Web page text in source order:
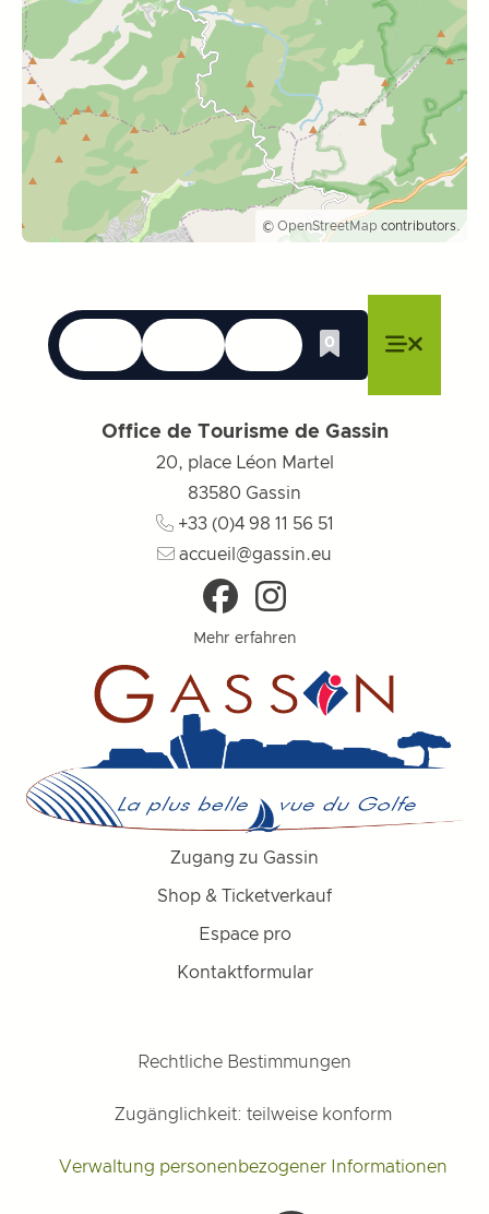
© OpenStreetMap contributors.
Sprachen
Menü schließen
Erreichbarkeit
Menü schließen
Suche
Menü schließen
0
Whishlist
Office de Tourisme de Gassin
20, place Léon Martel
83580 Gassin
+33 (0)4 98 11 56 51
accueil@gassin.eu
Mehr erfahren
Zugang zu Gassin
Shop & Ticketverkauf
Espace pro
Kontaktformular
Rechtliche Bestimmungen
Zugänglichkeit: teilweise konform
Verwaltung personenbezogener Informationen